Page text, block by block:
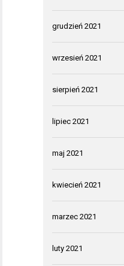
grudzień 2021
wrzesień 2021
sierpień 2021
lipiec 2021
maj 2021
kwiecień 2021
marzec 2021
luty 2021